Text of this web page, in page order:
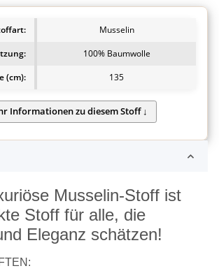
Musselin
100% Baumwolle
(cm):
135
Musselin-Stoff ist
Stoff für alle, die
Eleganz schätzen!